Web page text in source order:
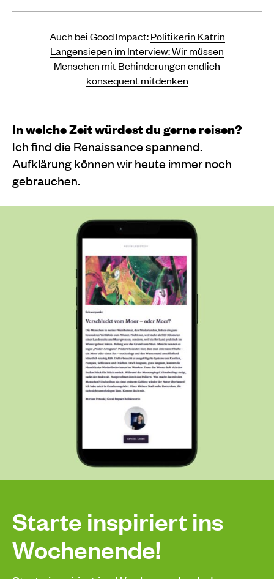
Auch bei Good Impact:Politikerin Katrin
Langensiepen im Interview: Wir müssen
Menschen mit Behinderungen endlich
konsequent mitdenken
In welche Zeit würdest du gerne reisen?
Ich find die Renaissance spannend.
Aufklärung können wir heute immer noch
gebrauchen.
Starte inspiriert ins
Wochenende!